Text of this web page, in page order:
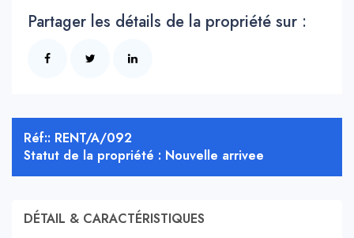
Partager les détails de la propriété sur :
Réf:: RENT/A/092
Statut de la propriété : Nouvelle arrivee
DÉTAIL & CARACTÉRISTIQUES